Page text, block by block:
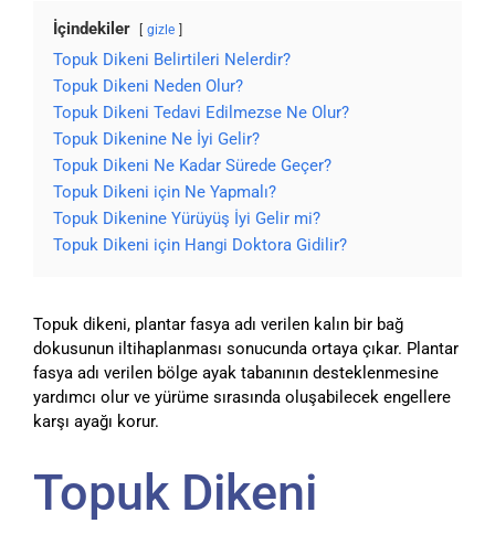
İçindekiler gizle
Topuk Dikeni Belirtileri Nelerdir?
Topuk Dikeni Neden Olur?
Topuk Dikeni Tedavi Edilmezse Ne Olur?
Topuk Dikenine Ne İyi Gelir?
Topuk Dikeni Ne Kadar Sürede Geçer?
Topuk Dikeni için Ne Yapmalı?
Topuk Dikenine Yürüyüş İyi Gelir mi?
Topuk Dikeni için Hangi Doktora Gidilir?
Topuk dikeni, plantar fasya adı verilen kalın bir bağ
dokusunun iltihaplanması sonucunda ortaya çıkar. Plantar
fasya adı verilen bölge ayak tabanının desteklenmesine
yardımcı olur ve yürüme sırasında oluşabilecek engellere
karşı ayağı korur.
Topuk Dikeni